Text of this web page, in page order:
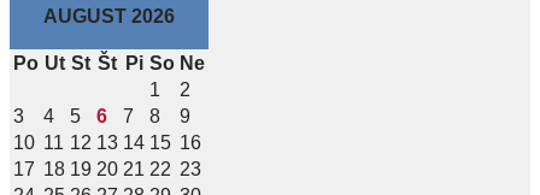
AUGUST 2026
Po Ut St Št Pi So Ne
1
2
3
4 5 6 7 8
9
10 11 12 13 14 15 16
17 18 19 20 21 22 23